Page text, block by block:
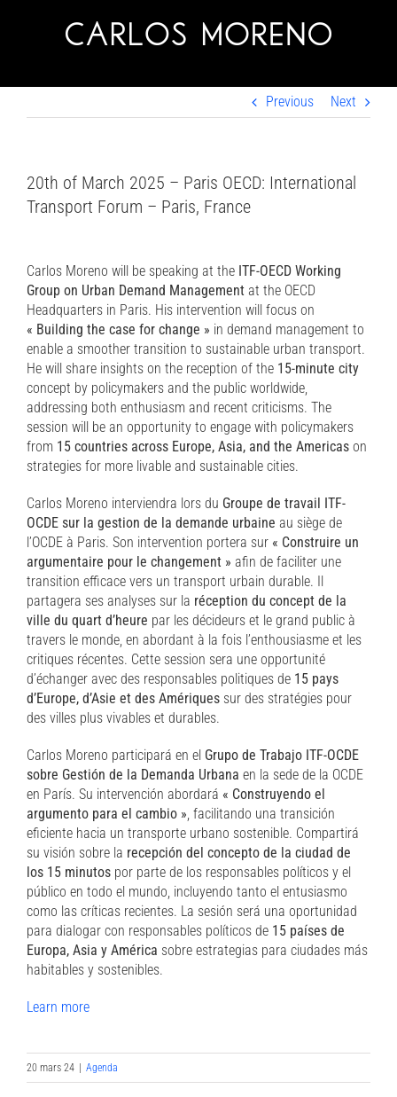
Previous Next
20th of March 2025 – Paris OECD: International
Transport Forum – Paris, France
Carlos Moreno will be speaking at the ITF-OECD Working
Group on Urban Demand Managementat the OECD
Headquarters in Paris. His intervention will focus on
« Building the case for change » in demand management to
enable a smoother transition to sustainable urban transport.
He will share insights on the reception of the 15-minute city
concept by policymakers and the public worldwide,
addressing both enthusiasm and recent criticisms. The
session will be an opportunity to engage with policymakers
from 15 countries across Europe, Asia, and the Americason
strategies for more livable and sustainable cities.
Carlos Moreno interviendra lors du Groupe de travail ITF-
OCDE sur la gestion de la demande urbaine au siège de
l’OCDE à Paris. Son intervention portera sur « Construire un
argumentaire pour le changement » afin de faciliter une
transition efficace vers un transport urbain durable. Il
partagera ses analyses sur la réception du concept de la
ville du quart d’heure par les décideurs et le grand public à
travers le monde, en abordant à la fois l’enthousiasme et les
critiques récentes. Cette session sera une opportunité
d’échanger avec des responsables politiques de 15 pays
d’Europe, d’Asie et des Amériquessur des stratégies pour
des villes plus vivables et durables.
Carlos Moreno participará en el Grupo de Trabajo ITF-OCDE
sobre Gestión de la Demanda Urbana en la sede de la OCDE
en París. Su intervención abordará « Construyendo el
argumento para el cambio », facilitando una transición
eficiente hacia un transporte urbano sostenible. Compartirá
su visión sobre la recepción del concepto de la ciudad de
los 15 minutospor parte de los responsables políticos y el
público en todo el mundo, incluyendo tanto el entusiasmo
como las críticas recientes. La sesión será una oportunidad
para dialogar con responsables políticos de 15 países de
Europa, Asia y América sobre estrategias para ciudades más
habitables y sostenibles.
Learn more
20 mars 24 Agenda